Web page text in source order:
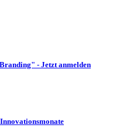
- Jetzt anmelden